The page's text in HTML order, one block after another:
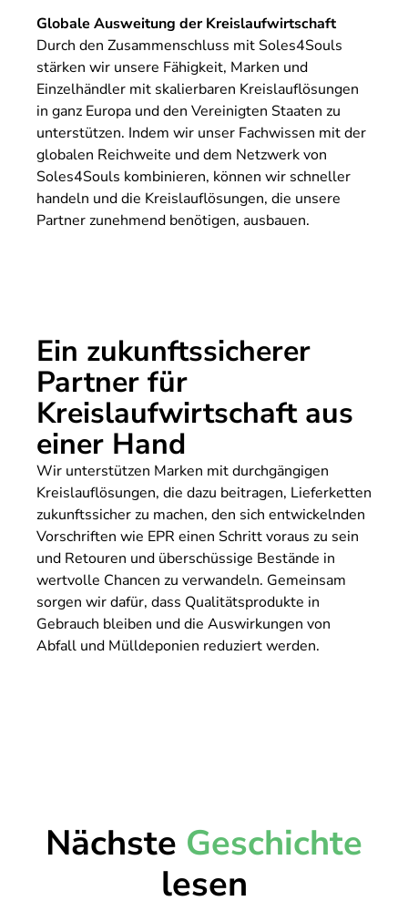
Globale Ausweitung der Kreislaufwirtschaft
Durch den Zusammenschluss mit Soles4Souls
stärken wir unsere Fähigkeit, Marken und
Einzelhändler mit skalierbaren Kreislauflösungen
in ganz Europa und den Vereinigten Staaten zu
unterstützen. Indem wir unser Fachwissen mit der
globalen Reichweite und dem Netzwerk von
Soles4Souls kombinieren, können wir schneller
handeln und die Kreislauflösungen, die unsere
Partner zunehmend benötigen, ausbauen.
Ein zukunftssicherer
Partner für
Kreislaufwirtschaft aus
einer Hand
Wir unterstützen Marken mit durchgängigen
Kreislauflösungen, die dazu beitragen, Lieferketten
zukunftssicher zu machen, den sich entwickelnden
Vorschriften wie EPR einen Schritt voraus zu sein
und Retouren und überschüssige Bestände in
wertvolle Chancen zu verwandeln. Gemeinsam
sorgen wir dafür, dass Qualitätsprodukte in
Gebrauch bleiben und die Auswirkungen von
Abfall und Mülldeponien reduziert werden.
Nächste Geschichte
lesen